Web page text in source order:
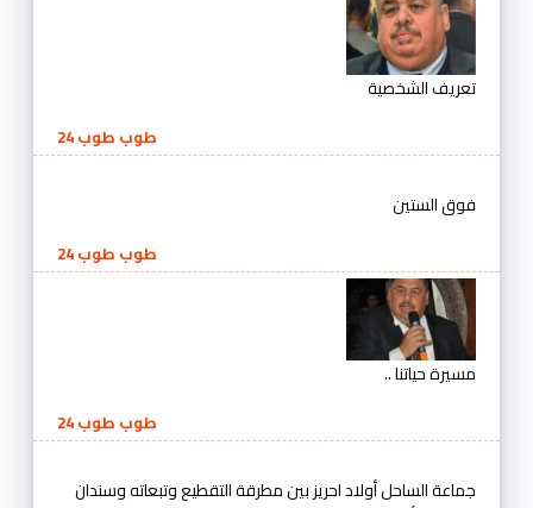
تعريف الشخصية
طوب طوب 24
فوق الستين
طوب طوب 24
مسيرة حياتنا ..
طوب طوب 24
جماعة الساحل أولاد احريز بين مطرقة التقطيع وتبعاته وسندان